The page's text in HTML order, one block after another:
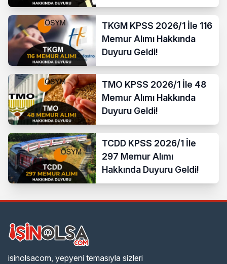
TKGM KPSS 2026/1 İle 116
Memur Alımı Hakkında
Duyuru Geldi!
TMO KPSS 2026/1 İle 48
Memur Alımı Hakkında
Duyuru Geldi!
TCDD KPSS 2026/1 İle
297 Memur Alımı
Hakkında Duyuru Geldi!
isinolsacom, yepyeni temasıyla sizleri